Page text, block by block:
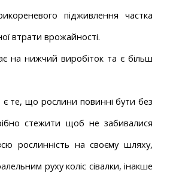
підживлення частка
втрати врожайності.
на нижчий виробіток та є більш
те, що рослини повинні бути без
стежити щоб не забивалися
рослинність на своєму шляху,
руху коліс сівалки, інакше
каталог
каталог